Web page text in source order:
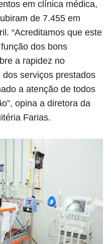
em clínica médica,
de 7.455 em
“Acreditamos que este
dos bons
a rapidez no
serviços prestados
a atenção de todos
opina a diretora da
Farias.